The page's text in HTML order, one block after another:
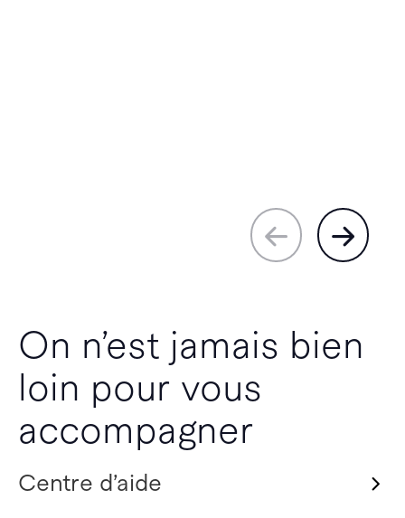
On n’est jamais bien
loin pour vous
accompagner
Centre d’aide